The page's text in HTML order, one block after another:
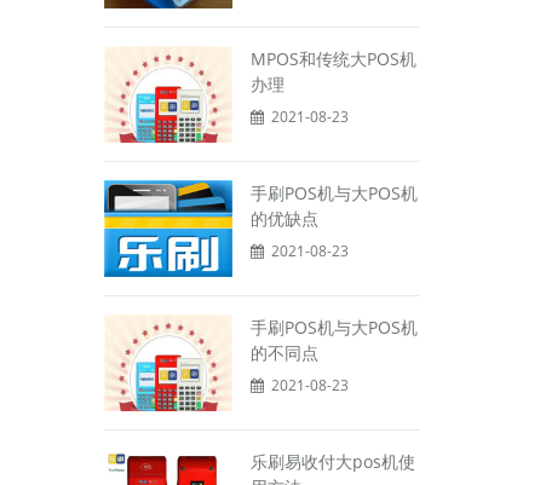
MPOS和传统大POS机
办理
2021-08-23
手刷POS机与大POS机
的优缺点
2021-08-23
手刷POS机与大POS机
的不同点
2021-08-23
乐刷易收付大pos机使